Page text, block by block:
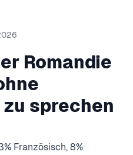
Romandie
sprechen
Französisch, 8%